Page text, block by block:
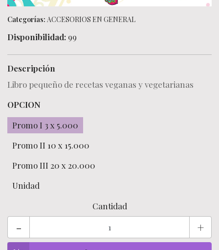
Categorías: ACCESORIOS EN GENERAL
Disponibilidad: 99
Descripción
Libro pequeño de recetas veganas y vegetarianas
OPCION
Promo I 3 x 5.000
Promo II 10 x 15.000
Promo III 20 x 20.000
Unidad
Cantidad
- +